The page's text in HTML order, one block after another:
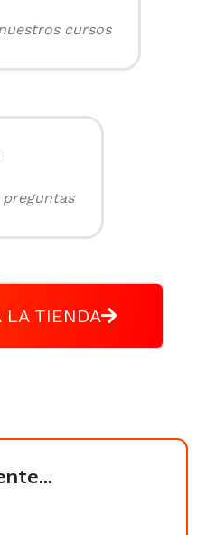
cursos
preguntas
LA TIENDA